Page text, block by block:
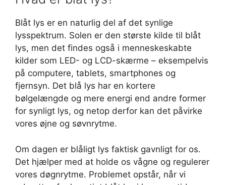
Blåt lys er en naturlig del af det synlige
lysspektrum. Solen er den største kilde til blåt
lys, men det findes også i menneskeskabte
kilder som LED- og LCD-skærme – eksempelvis
på computere, tablets, smartphones og
fjernsyn. Det blå lys har en kortere
bølgelængde og mere energi end andre former
for synligt lys, og netop derfor kan det påvirke
vores øjne og søvnrytme.
Om dagen er blåligt lys faktisk gavnligt for os.
Det hjælper med at holde os vågne og regulerer
vores døgnrytme. Problemet opstår, når vi